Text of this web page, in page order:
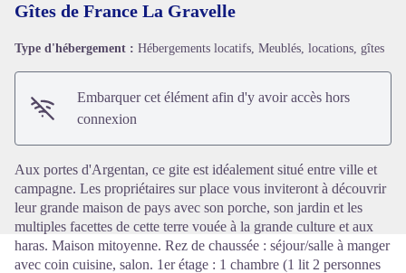
Voir l'image en plein écran
Gîtes de France La Gravelle
Type d'hébergement : Hébergements locatifs, Meublés, locations, gîtes
Embarquer cet élément afin d'y avoir accès hors
connexion
Aux portes d'Argentan, ce gite est idéalement situé entre ville et
campagne. Les propriétaires sur place vous inviteront à découvrir
leur grande maison de pays avec son porche, son jardin et les
multiples facettes de cette terre vouée à la grande culture et aux
haras. Maison mitoyenne. Rez de chaussée : séjour/salle à manger
avec coin cuisine, salon. 1er étage : 1 chambre (1 lit 2 personnes